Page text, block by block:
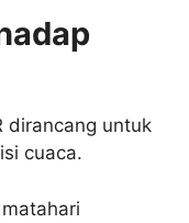
dirancang untuk
cuaca.